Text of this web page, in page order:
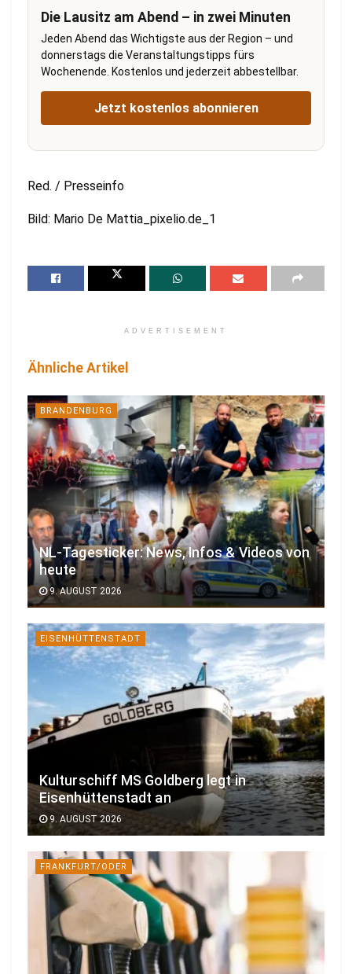
Die Lausitz am Abend – in zwei Minuten
Jeden Abend das Wichtigste aus der Region – und
donnerstags die Veranstaltungstipps fürs
Wochenende. Kostenlos und jederzeit abbestellbar.
Jetzt kostenlos abonnieren
Red. / Presseinfo
Bild: Mario De Mattia_pixelio.de_1
ADVERTISEMENT
Ähnliche Artikel
BRANDENBURG
NL-Tagesticker: News, Infos & Videos von
heute
9. AUGUST 2026
EISENHÜTTENSTADT
Kulturschiff MS Goldberg legt in
Eisenhüttenstadt an
9. AUGUST 2026
FRANKFURT/ODER